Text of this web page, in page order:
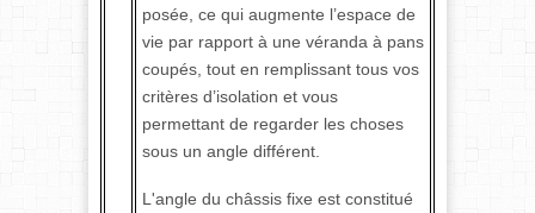
posée, ce qui augmente l’espace de
vie par rapport à une véranda à pans
coupés, tout en remplissant tous vos
critères d’isolation et vous
permettant de regarder les choses
sous un angle différent.
L'angle du châssis fixe est constitué